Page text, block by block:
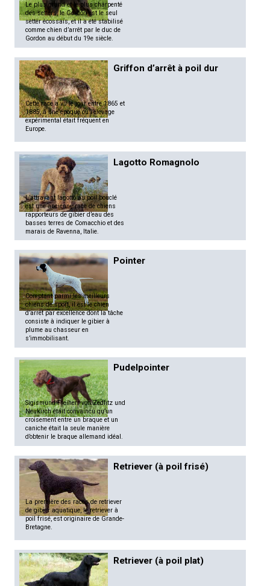
Le plus grand et le plus charpenté
des setters, le Gordon est le seul
setter écossais, et il a été stabilisé
comme chien d’arrêt par le duc de
Gordon au début du 19e siècle.
Griffon d’arrêt à poil dur
Cette race a vu le jour entre 1865 et
1885, à une époque où l’élevage
expérimental était fréquent en
Europe.
Lagotto Romagnolo
L’attrayant lagotto au poil bouclé
est une ancienne race de chiens
rapporteurs de gibier d’eau des
basses terres de Comacchio et des
marais de Ravenna, Italie.
Pointer
Comptant parmi les meilleurs
chiens de sport, il est le chien
d’arrêt par excellence dont la tâche
consiste à indiquer le gibier à
plume au chasseur en
s’immobilisant.
Pudelpointer
Sigismund Freiherr von Zedlitz und
Neukirch était convaincu qu’un
croisement entre un braque et un
caniche était la seule manière
d’obtenir le braque allemand idéal.
Retriever (à poil frisé)
La première des races de retriever
de gibier aquatique, le retriever à
poil frisé, est originaire de Grande-
Bretagne.
Retriever (à poil plat)